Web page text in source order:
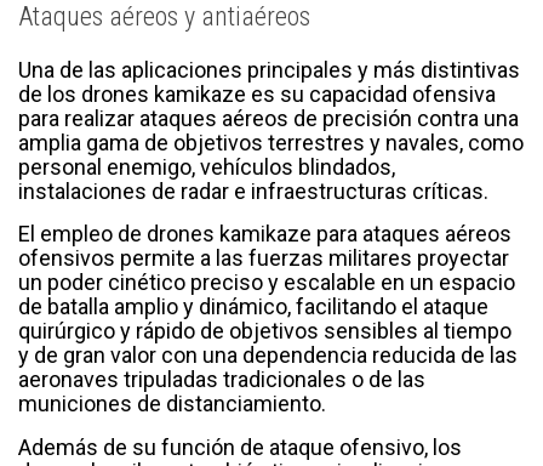
Ataques aéreos y antiaéreos
Una de las aplicaciones principales y más distintivas
de los drones kamikaze es su capacidad ofensiva
para realizar ataques aéreos de precisión contra una
amplia gama de objetivos terrestres y navales, como
personal enemigo, vehículos blindados,
instalaciones de radar e infraestructuras críticas.
El empleo de drones kamikaze para ataques aéreos
ofensivos permite a las fuerzas militares proyectar
un poder cinético preciso y escalable en un espacio
de batalla amplio y dinámico, facilitando el ataque
quirúrgico y rápido de objetivos sensibles al tiempo
y de gran valor con una dependencia reducida de las
aeronaves tripuladas tradicionales o de las
municiones de distanciamiento.
Además de su función de ataque ofensivo, los